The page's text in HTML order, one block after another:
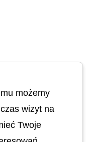
możemy
wizyt na
Twoje